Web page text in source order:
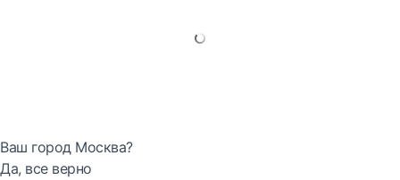
Ваш город Москва?
Да, все верно